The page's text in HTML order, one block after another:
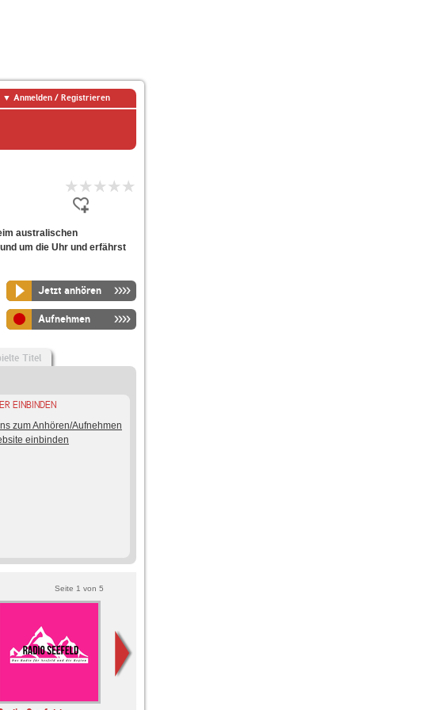
Anmelden / Registrieren
australischen
um die Uhr und erfährst
Jetzt anhören
Aufnehmen
Titel
EINBINDEN
zum Anhören/Aufnehmen
einbinden
Seite 1 von 5